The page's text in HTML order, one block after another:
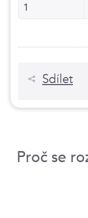
1
Sdílet
Proč se